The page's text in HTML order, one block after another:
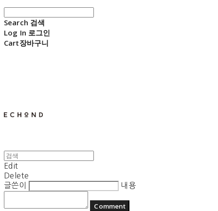
Search 검색
Log In 로그인
Cart장바구니
Edit
Delete
글쓴이
내용
Comment